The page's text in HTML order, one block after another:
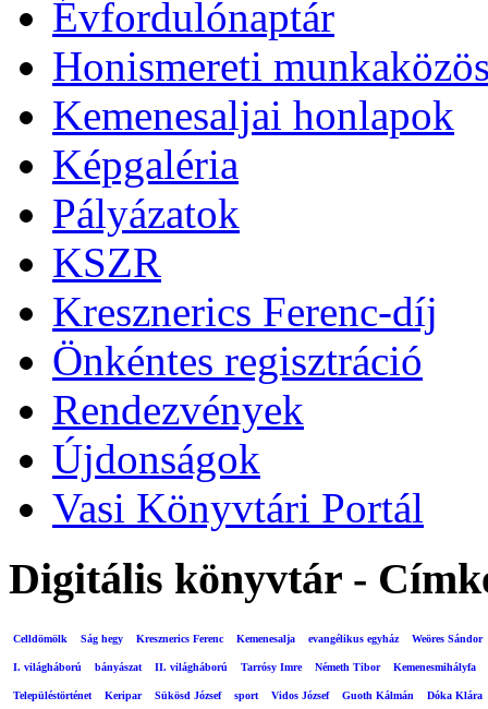
Évfordulónaptár
Honismereti
Kemenesaljai honlapok
Képgaléria
Pályázatok
KSZR
Kresznerics Ferenc-díj
Önkéntes regisztráció
Rendezvények
Újdonságok
Vasi Könyvtári Portál
Digitális könyvtár -
Celldömölk Ság hegy Kresznerics Ferenc Kemenesalja evangélikus egyház Weöres Sándor
I. világháború bányászat II. világháború Tarrósy Imre Németh Tibor Kemenesmihályfa
Településtörténet Keripar Sükösd József sport Vidos József Guoth Kálmán Dóka Klára